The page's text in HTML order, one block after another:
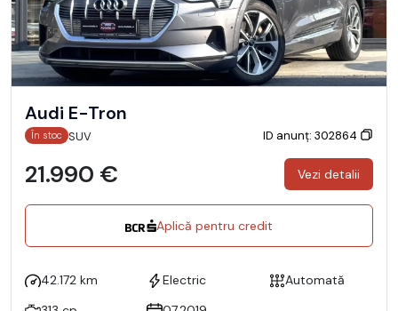
Audi E-Tron
În stoc SUV ID anunț: 302864
21.990 € Vezi detalii
Aplică pentru credit
42.172 km Electric
Automată